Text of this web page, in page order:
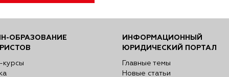
ОБРАЗОВАНИЕ
курсы
ИНФОРМАЦИОННЫЙ
ЮРИДИЧЕСКИЙ ПОРТАЛ
Главные темы
Новые статьи